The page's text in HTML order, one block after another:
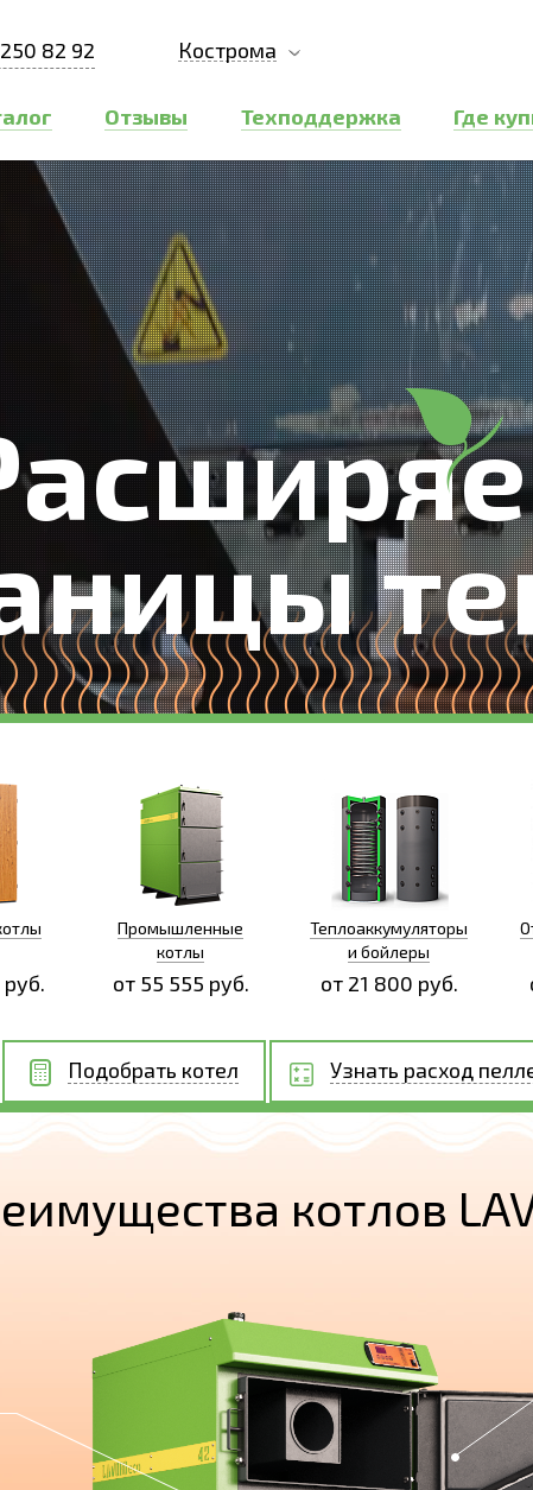
82 92 Кострома
Отзывы Техподдержка Где
Промышленные
котлы
от 55 555 руб.
Теплоаккумуляторы
и бойлеры
от 21 800 руб.
Подобрать котел Узнать расход
котлов